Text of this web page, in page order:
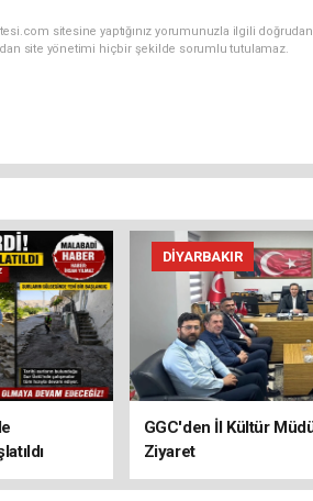
sitesine yaptığınız yorumunuzla ilgili doğrudan
site yönetimi hiçbir şekilde sorumlu tutulamaz.
DIYARBAKIR
GGC'den İl Kültür
Ziyaret